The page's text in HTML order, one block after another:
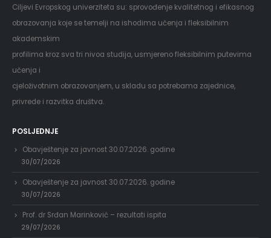
Ciljevi Evropskog univerziteta su: sprovođenje kvalitetnog i efikasnog
obrazovanja koje se temelji na ishodima učenja i fleksibilnim
akademskim
profilima kroz sva tri nivoa studija, usmjereno fleksibilnim putevima
učenja i
cjeloživotnim obrazovanjem, u skladu sa potrebama zajednice,
privrede i razvitka društva.
POSLJEDNJE
Obavještenje za javnost 30.07.2026. godine
30/07/2026
Obavještenje za javnost 30.07.2026. godine
30/07/2026
Prof. dr Srđan Marinković – rezultati ispita
29/07/2026